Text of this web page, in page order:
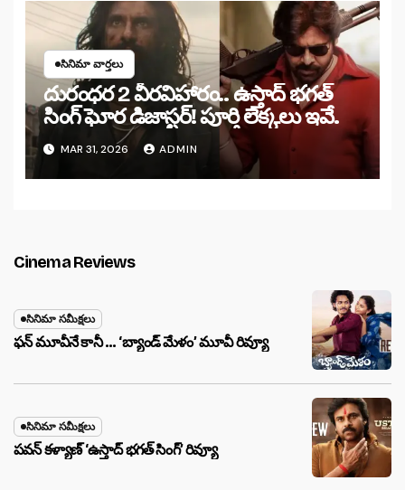
సినిమా వార్తలు
దురంధర 2 వీరవిహారం.. ఉస్తాద్ భగత్
సింగ్ ఘోర డిజాస్టర్! పూర్తి లెక్కలు ఇవే.
MAR 31, 2026 ADMIN
Cinema Reviews
సినిమా సమీక్షలు
ఫన్ మూవీనే కానీ … ‘బ్యాండ్‌ మేళం’ మూవీ రివ్యూ
సినిమా సమీక్షలు
పవన్ కళ్యాణ్ ‘ఉస్తాద్ భ‌గ‌త్ సింగ్’ రివ్యూ